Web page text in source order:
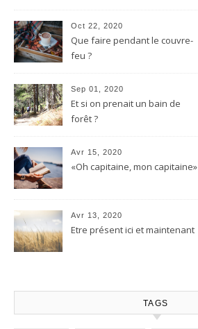
Oct 22, 2020
Que faire pendant le couvre-
feu ?
Sep 01, 2020
Et si on prenait un bain de
forêt ?
Avr 15, 2020
«Oh capitaine, mon capitaine»
Avr 13, 2020
Etre présent ici et maintenant
TAGS